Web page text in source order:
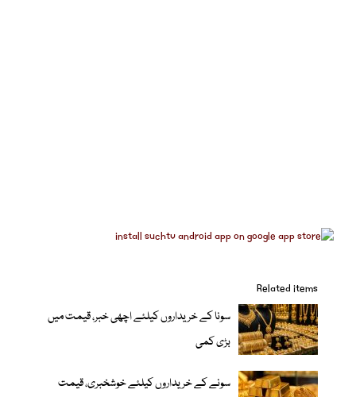
Related items
سونا کے خریداروں کیلئے اچھی خبر، قیمت میں
بڑی کمی
سونے کے خریداروں کیلئے خوشخبری، قیمت